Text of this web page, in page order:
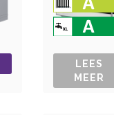
LEES
MEER